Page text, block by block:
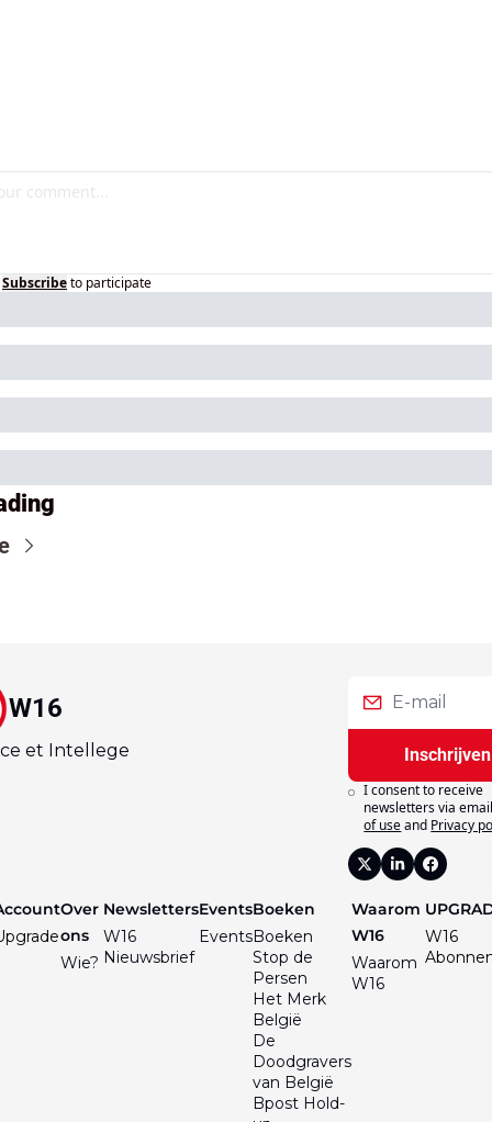
Subscribeto participate
W16
et Intellege Inschrijven
I consent to receive
newsletters via
of useand Privacy
Over
ons
Wie?
Newsletters
W16
Nieuwsbrief
Events
Events
Boeken
Boeken
Stop de
Persen
Het Merk
België
De
Doodgravers
van België
Bpost Hold-
Waarom
W16
Waarom
W16
W16